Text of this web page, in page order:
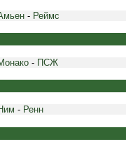
- Реймс
- ПСЖ
- Ренн